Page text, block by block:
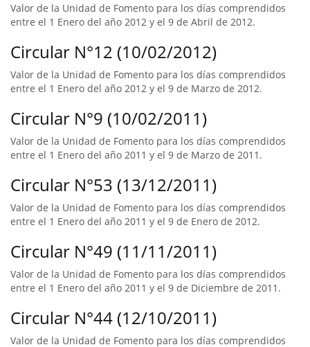
Valor de la Unidad de Fomento para los días comprendidos
entre el 1 Enero del año 2012 y el 9 de Abril de 2012.
Circular N°12 (10/02/2012)
Valor de la Unidad de Fomento para los días comprendidos
entre el 1 Enero del año 2012 y el 9 de Marzo de 2012.
Circular N°9 (10/02/2011)
Valor de la Unidad de Fomento para los días comprendidos
entre el 1 Enero del año 2011 y el 9 de Marzo de 2011.
Circular N°53 (13/12/2011)
Valor de la Unidad de Fomento para los días comprendidos
entre el 1 Enero del año 2011 y el 9 de Enero de 2012.
Circular N°49 (11/11/2011)
Valor de la Unidad de Fomento para los días comprendidos
entre el 1 Enero del año 2011 y el 9 de Diciembre de 2011.
Circular N°44 (12/10/2011)
Valor de la Unidad de Fomento para los días comprendidos